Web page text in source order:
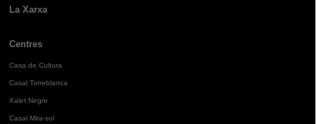
La Xarxa
Centres
Casa de Cultura
Casal Torreblanca
Xalet Negre
Casal Mira-sol